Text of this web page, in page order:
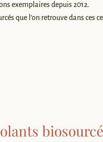
exemplaires depuis 2012.
que l’on retrouve dans ces